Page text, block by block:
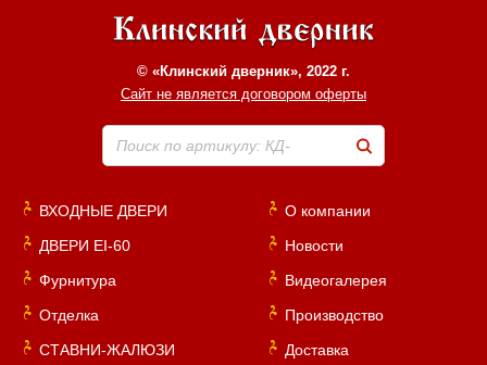
© «Клинский дверник», 2022 г.
Сайт не является договором оферты
Поиск по артикулу: КД-
ВХОДНЫЕ ДВЕРИ
ДВЕРИ EI-60
Фурнитура
Отделка
СТАВНИ-ЖАЛЮЗИ
О компании
Новости
Видеогалерея
Производство
Доставка